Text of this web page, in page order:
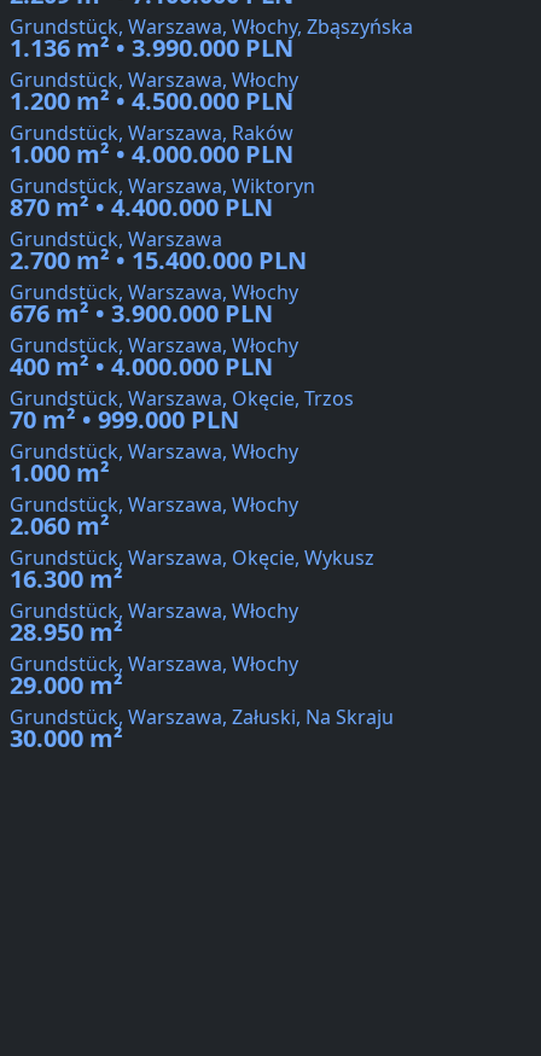
Grundstück, Warszawa, Włochy, Zbąszyńska
1.136 m² • 3.990.000 PLN
Grundstück, Warszawa, Włochy
1.200 m² • 4.500.000 PLN
Grundstück, Warszawa, Raków
1.000 m² • 4.000.000 PLN
Grundstück, Warszawa, Wiktoryn
870 m² • 4.400.000 PLN
Grundstück, Warszawa
2.700 m² • 15.400.000 PLN
Grundstück, Warszawa, Włochy
676 m² • 3.900.000 PLN
Grundstück, Warszawa, Włochy
400 m² • 4.000.000 PLN
Grundstück, Warszawa, Okęcie, Trzos
70 m² • 999.000 PLN
Grundstück, Warszawa, Włochy
1.000 m²
Grundstück, Warszawa, Włochy
2.060 m²
Grundstück, Warszawa, Okęcie, Wykusz
16.300 m²
Grundstück, Warszawa, Włochy
28.950 m²
Grundstück, Warszawa, Włochy
29.000 m²
Grundstück, Warszawa, Załuski, Na Skraju
30.000 m²